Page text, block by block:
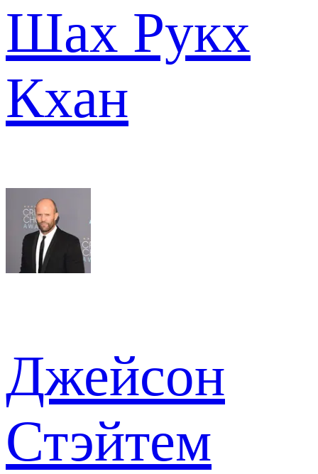
Шах Рукх
Кхан
Джейсон
Стэйтем